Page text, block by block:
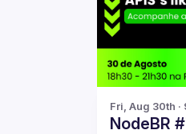
Fri, Aug 30th ·
NodeBR